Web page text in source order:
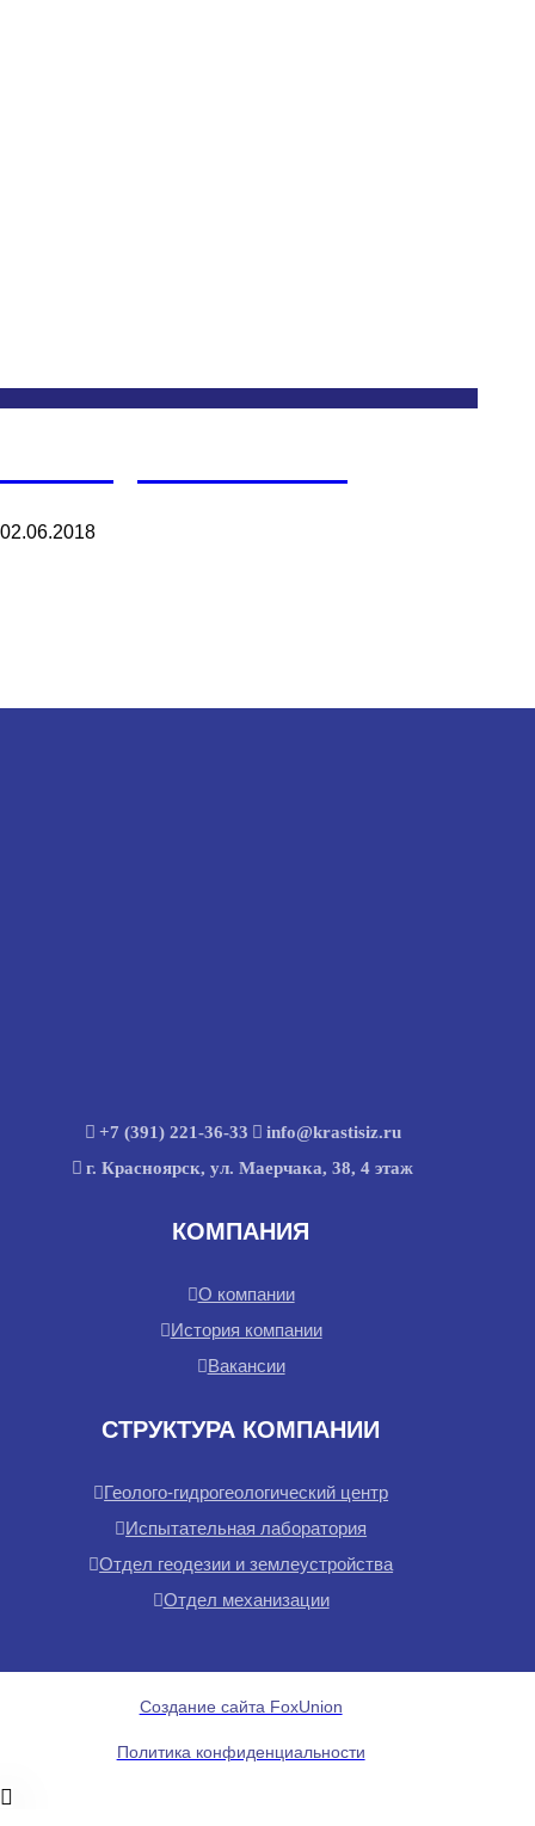
02.06.2018
+7 (391) 221-36-33
info@krastisiz.ru
г. Красноярск, ул. Маерчака, 38, 4 этаж
КОМПАНИЯ
О компании
История компании
Вакансии
СТРУКТУРА КОМПАНИИ
Геолого-гидрогеологический центр
Испытательная лаборатория
Отдел геодезии и землеустройства
Отдел механизации
Создание сайта FoxUnion
Политика конфиденциальности